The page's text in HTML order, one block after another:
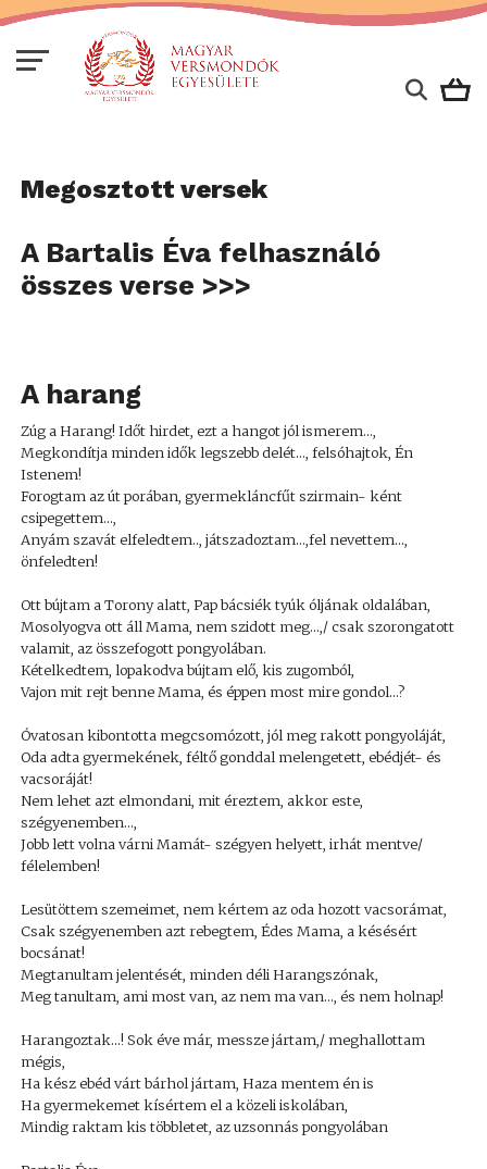
Megosztott versek
A Bartalis Éva felhasználó
összes verse >>>
A harang
Zúg a Harang! Időt hirdet, ezt a hangot jól ismerem...,
Megkondítja minden idők legszebb delét..., felsóhajtok, Én
Istenem!
Forogtam az út porában, gyermekláncfűt szirmain- ként
csipegettem...,
Anyám szavát elfeledtem.., játszadoztam...,fel nevettem...,
önfeledten!
Ott bújtam a Torony alatt, Pap bácsiék tyúk óljának oldalában,
Mosolyogva ott áll Mama, nem szidott meg...,/ csak szorongatott
valamit, az összefogott pongyolában.
Kételkedtem, lopakodva bújtam elő, kis zugomból,
Vajon mit rejt benne Mama, és éppen most mire gondol...?
Óvatosan kibontotta megcsomózott, jól meg rakott pongyoláját,
Oda adta gyermekének, féltő gonddal melengetett, ebédjét- és
vacsoráját!
Nem lehet azt elmondani, mit éreztem, akkor este,
szégyenemben...,
Jobb lett volna várni Mamát- szégyen helyett, irhát mentve/
félelemben!
Lesütöttem szemeimet, nem kértem az oda hozott vacsorámat,
Csak szégyenemben azt rebegtem, Édes Mama, a késésért
bocsánat!
Megtanultam jelentését, minden déli Harangszónak,
Meg tanultam, ami most van, az nem ma van..., és nem holnap!
Harangoztak...! Sok éve már, messze jártam,/ meghallottam
mégis,
Ha kész ebéd várt bárhol jártam, Haza mentem én is
Ha gyermekemet kísértem el a közeli iskolában,
Mindig raktam kis többletet, az uzsonnás pongyolában